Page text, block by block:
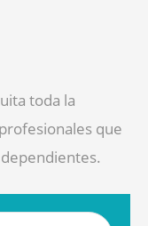
toda la
que